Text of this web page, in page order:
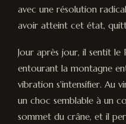
avec une résolution
avoir atteint cet état,
Jour après jour, il sentit le
entourant la montagne
vibration s'intensifier. Au
un choc semblable à un
sommet du crâne, et il